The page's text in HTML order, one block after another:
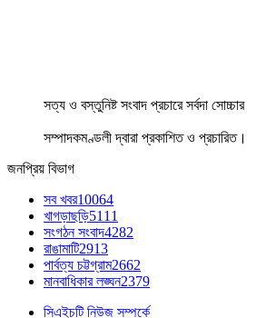
সত্য ও বস্তুনিষ্ট সংবাদ প্রচারে সর্বদা সোচ্চার
সম্পাদকমণ্ডলী দ্বারা প্রকাশিত ও প্রচারিত।
জনপ্রিয় বিভাগ
সব খবর10064
খাগড়াছড়ি5111
সংগঠন সংবাদ4282
রাঙামাটি2913
পার্বত্য চট্টগ্রাম2662
মানবাধিকার লঙ্ঘন2379
সিএইচটি নিউজ সম্পর্কে